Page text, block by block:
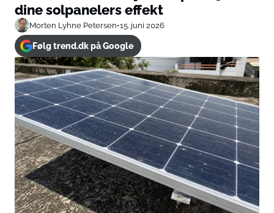
dine solpanelers effekt
Morten Lyhne Petersen•15. juni 2026
Følg trend.dk på Google